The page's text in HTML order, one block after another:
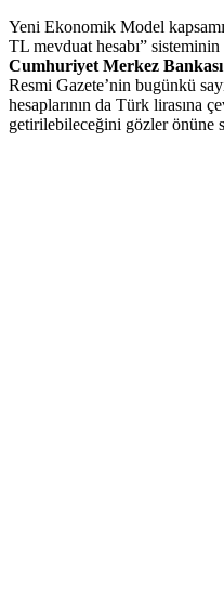
Yeni Ekonomik Model
TL mevduat hesabı”
Cumhuriyet Merkez Bankası
Resmi Gazete’nin bugünkü
hesaplarının da Türk lirasına
getirilebileceğini gözler önüne